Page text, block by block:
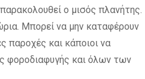
ο μισός πλανήτης.
Μπορεί να μην καταφέρουν
παροχές και κάποιοι να
φοροδιαφυγής και όλων των